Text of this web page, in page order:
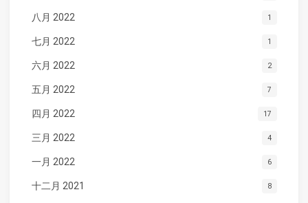
八月 2022 1
七月 2022 1
六月 2022 2
五月 2022 7
四月 2022 17
三月 2022 4
一月 2022 6
十二月 2021 8